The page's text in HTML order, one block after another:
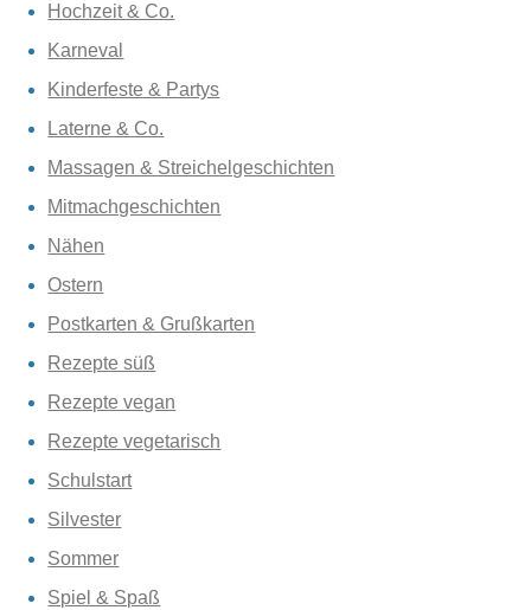
Hochzeit & Co.
Karneval
Kinderfeste & Partys
Laterne & Co.
Massagen & Streichelgeschichten
Mitmachgeschichten
Nähen
Ostern
Postkarten & Grußkarten
Rezepte süß
Rezepte vegan
Rezepte vegetarisch
Schulstart
Silvester
Sommer
Spiel & Spaß